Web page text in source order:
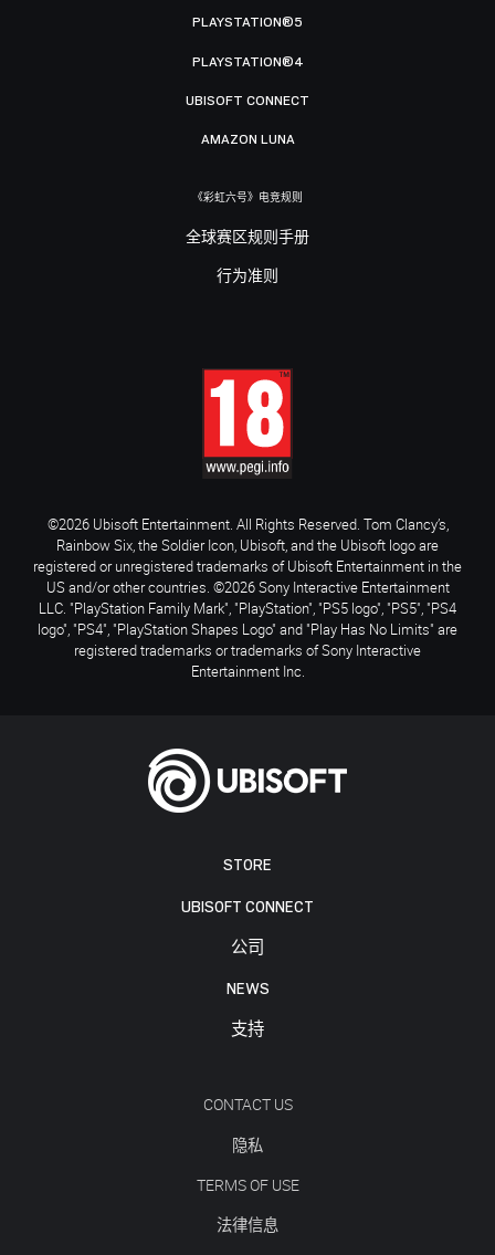
STORE
UBISOFT CONNECT
公司
NEWS
支持
CONTACT US
隐私
TERMS OF USE
法律信息
PLAYSTATION®5
PLAYSTATION®4
UBISOFT CONNECT
AMAZON LUNA
《彩虹六号》电竞规则
全球赛区规则手册
行为准则
©2026 Ubisoft Entertainment. All Rights Reserved. Tom Clancy’s,
Rainbow Six, the Soldier Icon, Ubisoft, and the Ubisoft logo are
registered or unregistered trademarks of Ubisoft Entertainment in the
US and/or other countries. ©2026 Sony Interactive Entertainment
LLC. "PlayStation Family Mark", "PlayStation", "PS5 logo", "PS5", "PS4
logo", "PS4", "PlayStation Shapes Logo" and "Play Has No Limits" are
registered trademarks or trademarks of Sony Interactive
Entertainment Inc.